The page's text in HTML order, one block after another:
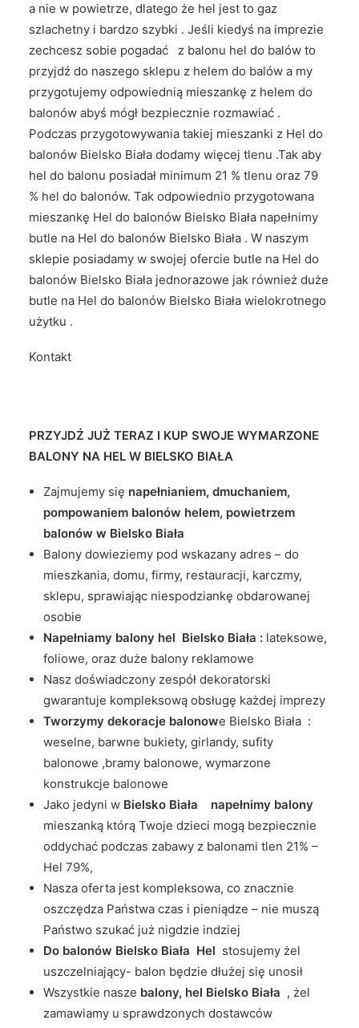
a nie w powietrze, dlatego że hel jest to gaz
szlachetny i bardzo szybki . Jeśli kiedyś na imprezie
zechcesz sobie pogadać z balonu hel do balów to
przyjdź do naszego sklepu z helem do balów a my
przygotujemy odpowiednią mieszankę z helem do
balonów abyś mógł bezpiecznie rozmawiać .
Podczas przygotowywania takiej mieszanki z Hel do
balonów Bielsko Biała dodamy więcej tlenu .Tak aby
hel do balonu posiadał minimum 21 % tlenu oraz 79
% hel do balonów. Tak odpowiednio przygotowana
mieszankę Hel do balonów Bielsko Biała napełnimy
butle na Hel do balonów Bielsko Biała . W naszym
sklepie posiadamy w swojej ofercie butle na Hel do
balonów Bielsko Biała jednorazowe jak również duże
butle na Hel do balonów Bielsko Biała wielokrotnego
użytku .
Kontakt
PRZYJDŹ JUŻ TERAZ I KUP SWOJE WYMARZONE
BALONY NA HEL W BIELSKO BIAŁA
Zajmujemy się napełnianiem, dmuchaniem,
pompowaniem balonów helem, powietrzem
balonów w Bielsko Biała
Balony dowieziemy pod wskazany adres – do
mieszkania, domu, firmy, restauracji, karczmy,
sklepu, sprawiając niespodziankę obdarowanej
osobie
Napełniamy balony hel Bielsko Biała : lateksowe,
foliowe, oraz duże balony reklamowe
Nasz doświadczony zespół dekoratorski
gwarantuje kompleksową obsługę każdej imprezy
Tworzymy dekoracje balonowe Bielsko Biała :
weselne, barwne bukiety, girlandy, sufity
balonowe ,bramy balonowe, wymarzone
konstrukcje balonowe
Jako jedyni w Bielsko Biała napełnimy balony
mieszanką którą Twoje dzieci mogą bezpiecznie
oddychać podczas zabawy z balonami tlen 21% –
Hel 79%,
Nasza oferta jest kompleksowa, co znacznie
oszczędza Państwa czas i pieniądze – nie muszą
Państwo szukać już nigdzie indziej
Do balonów Bielsko Biała Hel stosujemy żel
uszczelniający- balon będzie dłużej się unosił
Wszystkie nasze balony, hel Bielsko Biała , żel
zamawiamy u sprawdzonych dostawców